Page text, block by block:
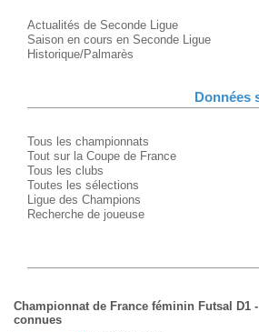
Actualités de Seconde Ligue
Saison en cours en Seconde Ligue
Historique/Palmarès
Données
Tous les championnats
Tout sur la Coupe de France
Tous les clubs
Toutes les sélections
Ligue des Champions
Recherche de joueuse
Championnat de France féminin Futsal D1
connues